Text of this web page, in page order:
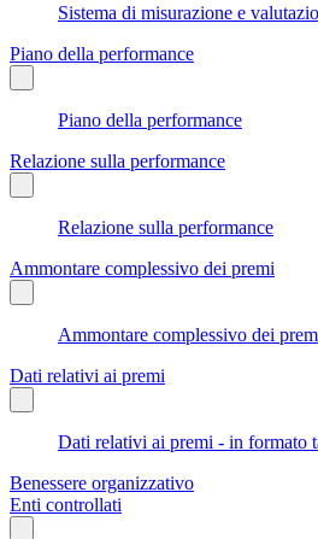
Sistema di misurazione e
Piano della performance
Piano della performance
Relazione sulla performance
Relazione sulla performance
Ammontare complessivo dei premi
Ammontare complessivo dei
Dati relativi ai premi
Dati relativi ai premi - in formato
Benessere organizzativo
Enti controllati